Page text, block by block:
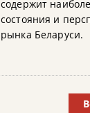
содержит
состояния и
рынка Беларуси.